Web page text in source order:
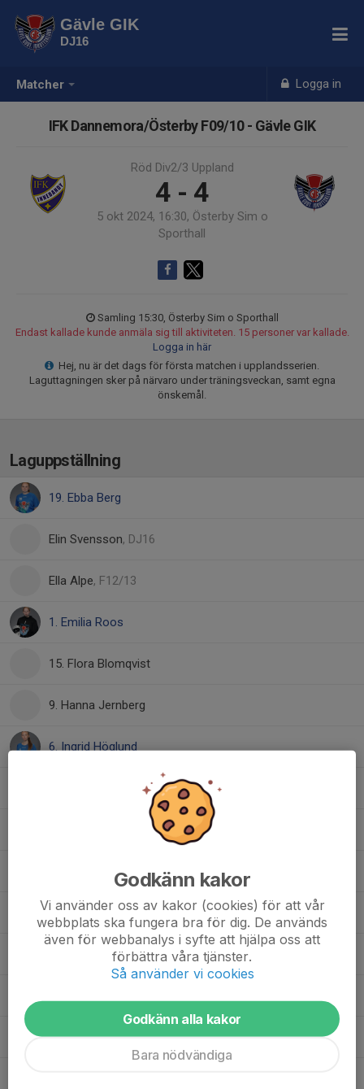
Matcher Logga in
Gävle GIK
DJ16
IFK Dannemora/Österby F09/10 - Gävle GIK
Röd Div2/3 Uppland
4 - 4
5 okt 2024, 16:30, Österby Sim o
Sporthall
Samling 15:30, Österby Sim o Sporthall
Endast kallade kunde anmäla sig till aktiviteten. 15 personer var kallade.
Logga in här
Hej, nu är det dags för första matchen i upplandsserien.
Laguttagningen sker på närvaro under träningsveckan, samt egna
önskemål.
Laguppställning
19. Ebba Berg
Elin Svensson, DJ16
Ella Alpe, F12/13
1. Emilia Roos
15. Flora Blomqvist
9. Hanna Jernberg
6. Ingrid Höglund
10. Majken Carlström
8. Noelle Zingmark
17. Nora Erixon
25. Othilia Abrahamsson
Godkänn kakor
Vi använder oss av kakor (cookies) för att vår
webbplats ska fungera bra för dig. De används
även för webbanalys i syfte att hjälpa oss att
förbättra våra tjänster.
Så använder vi cookies
Godkänn alla kakor
Bara nödvändiga